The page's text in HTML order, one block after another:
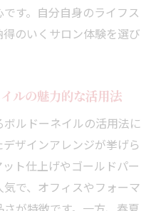
す。自分自身のライフス
のいくサロン体験を選び
ルの魅力的な活用法
ルドーネイルの活用法に
ザインアレンジが挙げら
ト仕上げやゴールドパー
で、オフィスやフォーマ